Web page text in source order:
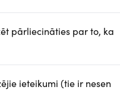
pārliecināties par to, ka
ieteikumi (tie ir nesen